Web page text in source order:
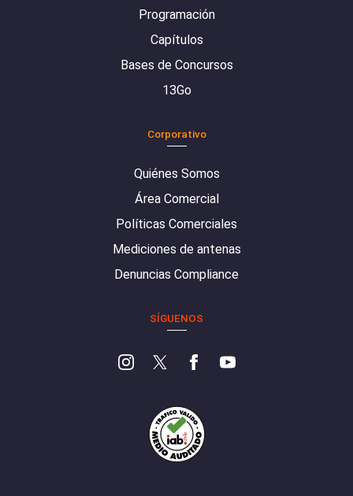
Programación
Capítulos
Bases de Concursos
13Go
Corporativo
Quiénes Somos
Área Comercial
Políticas Comerciales
Mediciones de antenas
Denuncias Compliance
SÍGUENOS